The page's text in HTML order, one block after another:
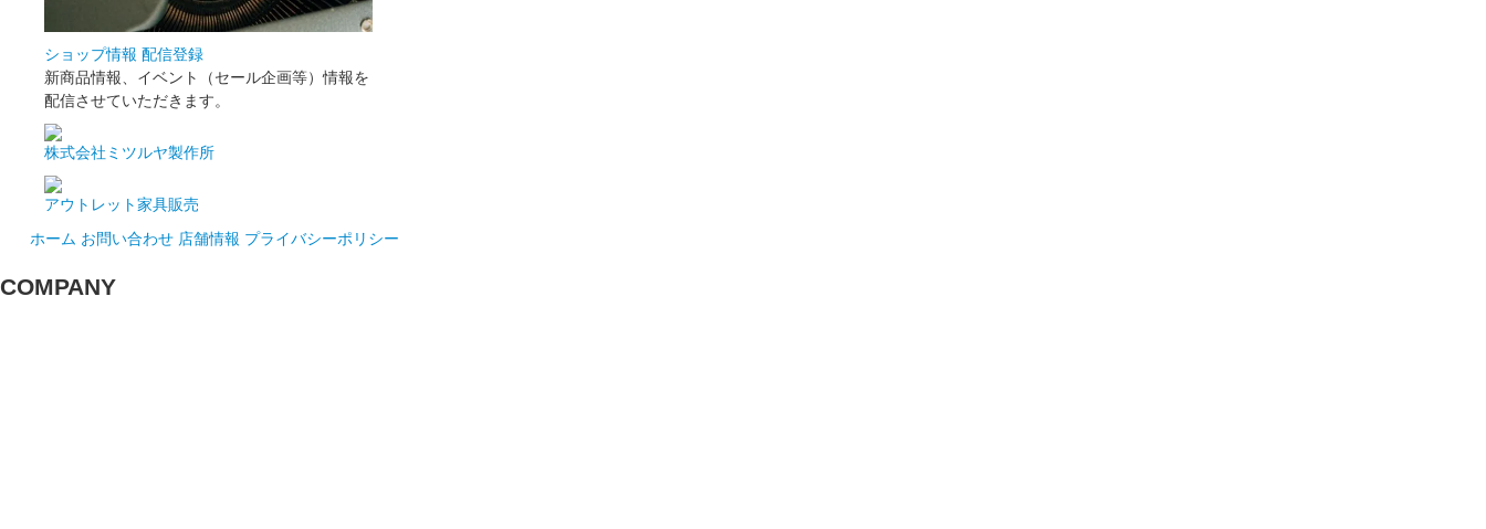
ショップ情報 配信登録
新商品情報、イベント（セール企画等）情報を
配信させていただきます。
株式会社ミツルヤ製作所
アウトレット家具販売
ホーム お問い合わせ 店舗情報 プライバシーポリシー
COMPANY